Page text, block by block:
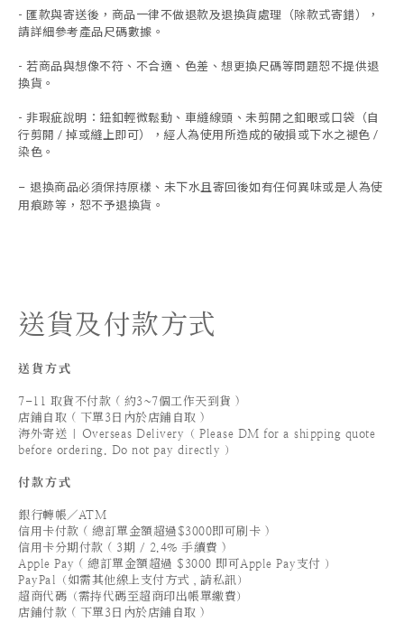
- 匯款與寄送後，商品一律不做退款及退換貨處理（除款式寄錯），
請詳細參考產品尺碼數據 。
- 若商品與想像不符、不合適、色差、想更換尺碼等問題恕不提供退
換貨。
- 非瑕疵說明：鈕釦輕微鬆動、車縫線頭、未剪開之釦眼或口袋（自
行剪開 / 掉或縫上即可），經人為使用所造成的破損或下水之褪色 /
染色。
- 退換商品必須保持原樣、未下水且寄回後如有任何異味或是人為使
用痕跡等 ， 恕不予退換貨。
送貨及付款方式
送貨方式
7-11 取貨不付款 ( 約3~7個工作天到貨 )
店鋪自取 ( 下單3日內於店鋪自取 )
海外寄送 | Overseas Delivery（ Please DM for a shipping quote
before ordering. Do not pay directly ）
付款方式
銀行轉帳／ATM
信用卡付款 ( 總訂單金額超過$3000即可刷卡 )
信用卡分期付款 ( 3期 / 2.4% 手續費 )
Apple Pay ( 總訂單金額超過 $3000 即可Apple Pay支付 ）
PayPal（如需其他線上支付方式，請私訊）
超商代碼（需持代碼至超商印出帳單繳費）
店鋪付款 ( 下單3日內於店鋪自取 )